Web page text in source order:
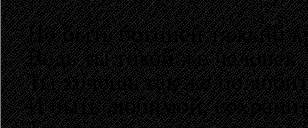
Но быть богиней тяжкий
Ведь ты токой же человек.
Ты хочешь так же
И быть любимой,